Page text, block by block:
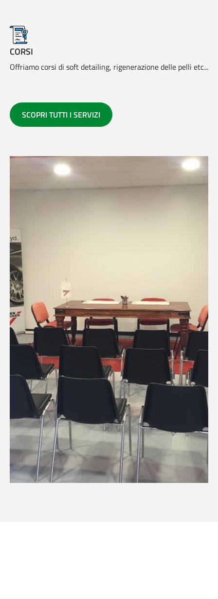
CORSI
Offriamo corsi di soft detailing, rigenerazione delle pelli etc...
SCOPRI TUTTI I SERVIZI